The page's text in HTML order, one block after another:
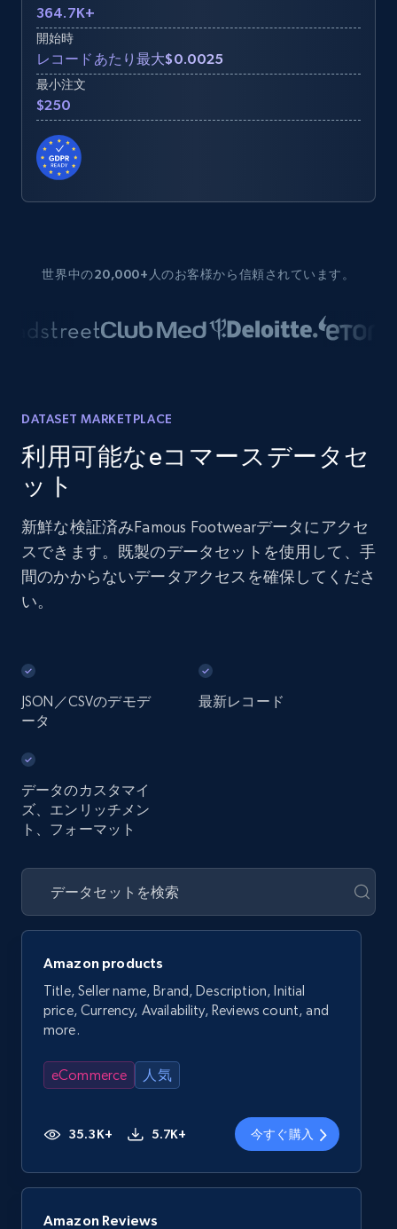
364.7K+
開始時
レコードあたり最大$0.0025
最小注文
$250
世界中の20,000+人のお客様から信頼されています。
DATASET MARKETPLACE
利用可能なeコマースデータセ
ット
新鮮な検証済みFamous Footwearデータにアクセ
スできます。既製のデータセットを使用して、手
間のかからないデータアクセスを確保してくださ
い。
JSON／CSVのデモデ
ータ
最新レコード
データのカスタマイ
ズ、エンリッチメン
ト、フォーマット
Amazon products
Title, Seller name, Brand, Description, Initial
price, Currency, Availability, Reviews count, and
more.
eCommerce 人気
35.3K+ 5.7K+ 今すぐ購入
Amazon Reviews